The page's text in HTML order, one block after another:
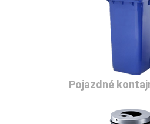
A NÁDOBY NA
polo-podzemný
Pojazdné